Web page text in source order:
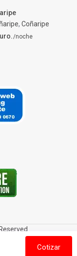
, Coñaripe
/noche
de privacidad
de Cookies
Cotizar